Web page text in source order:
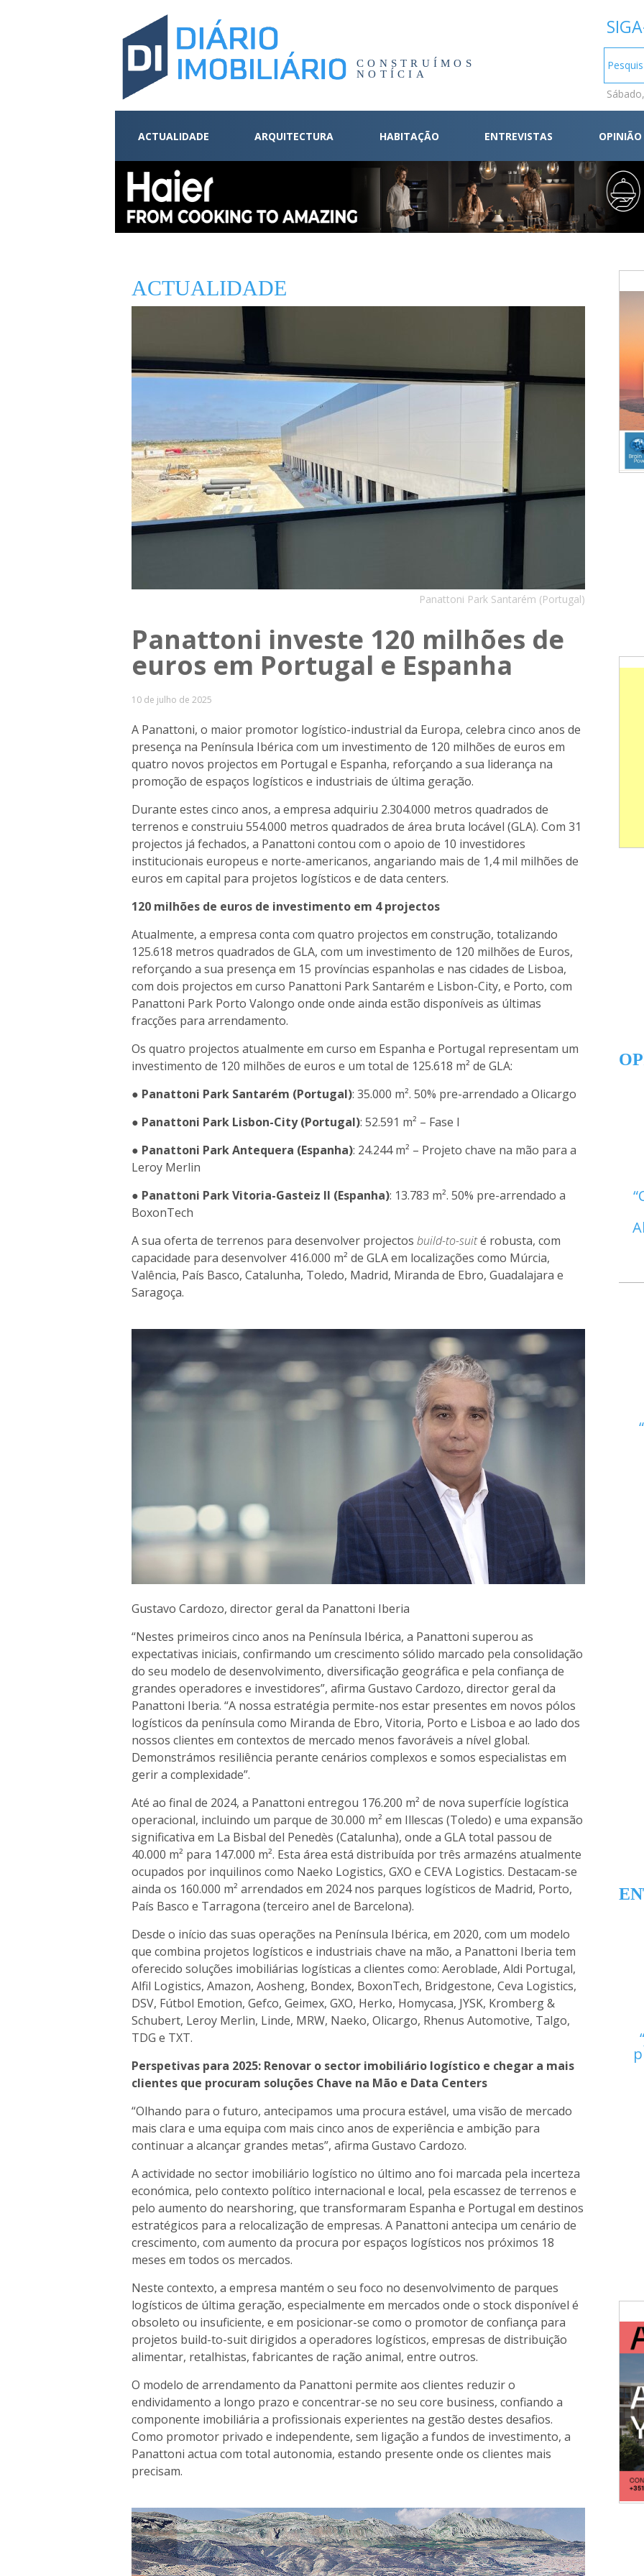
CONSTRUÍMOS
NOTÍCIA
ACTUALIDADE ARQUITECTURA HABITAÇÃO ENTREVISTAS OPINIÃO
ACTUALIDADE
Panattoni Park Santarém (Portugal)
Panattoni investe 120 milhões de
euros em Portugal e Espanha
10 de julho de 2025
A Panattoni, o maior promotor logístico-industrial da Europa, celebra cinco anos de
presença na Península Ibérica com um investimento de 120 milhões de euros em
quatro novos projectos em Portugal e Espanha, reforçando a sua liderança na
promoção de espaços logísticos e industriais de última geração.
Durante estes cinco anos, a empresa adquiriu 2.304.000 metros quadrados de
terrenos e construiu 554.000 metros quadrados de área bruta locável (GLA). Com 31
projectos já fechados, a Panattoni contou com o apoio de 10 investidores
institucionais europeus e norte-americanos, angariando mais de 1,4 mil milhões de
euros em capital para projetos logísticos e de data centers.
120 milhões de euros de investimento em 4 projectos
Atualmente, a empresa conta com quatro projectos em construção, totalizando
125.618 metros quadrados de GLA, com um investimento de 120 milhões de Euros,
reforçando a sua presença em 15 províncias espanholas e nas cidades de Lisboa,
com dois projectos em curso Panattoni Park Santarém e Lisbon-City, e Porto, com
Panattoni Park Porto Valongo onde onde ainda estão disponíveis as últimas
fracções para arrendamento.
Os quatro projectos atualmente em curso em Espanha e Portugal representam um
investimento de 120 milhões de euros e um total de 125.618 m² de GLA:
● Panattoni Park Santarém (Portugal): 35.000 m². 50% pre-arrendado a Olicargo
● Panattoni Park Lisbon-City (Portugal): 52.591 m² – Fase I
● Panattoni Park Antequera (Espanha): 24.244 m² – Projeto chave na mão para a
Leroy Merlin
● Panattoni Park Vitoria-Gasteiz II (Espanha): 13.783 m². 50% pre-arrendado a
BoxonTech
A sua oferta de terrenos para desenvolver projectosbuild-to-suité robusta, com
capacidade para desenvolver 416.000 m² de GLA em localizações como Múrcia,
Valência, País Basco, Catalunha, Toledo, Madrid, Miranda de Ebro, Guadalajara e
Saragoça.
Gustavo Cardozo, director geral da Panattoni Iberia
“Nestes primeiros cinco anos na Península Ibérica, a Panattoni superou as
expectativas iniciais, confirmando um crescimento sólido marcado pela consolidação
do seu modelo de desenvolvimento, diversificação geográfica e pela confiança de
grandes operadores e investidores”, afirma Gustavo Cardozo, director geral da
Panattoni Iberia. “A nossa estratégia permite-nos estar presentes em novos pólos
logísticos da península como Miranda de Ebro, Vitoria, Porto e Lisboa e ao lado dos
nossos clientes em contextos de mercado menos favoráveis a nível global.
Demonstrámos resiliência perante cenários complexos e somos especialistas em
gerir a complexidade”.
Até ao final de 2024, a Panattoni entregou 176.200 m² de nova superfície logística
operacional, incluindo um parque de 30.000 m² em Illescas (Toledo) e uma expansão
significativa em La Bisbal del Penedès (Catalunha), onde a GLA total passou de
40.000 m² para 147.000 m². Esta área está distribuída por três armazéns atualmente
ocupados por inquilinos como Naeko Logistics, GXO e CEVA Logistics. Destacam-se
ainda os 160.000 m² arrendados em 2024 nos parques logísticos de Madrid, Porto,
País Basco e Tarragona (terceiro anel de Barcelona).
Desde o início das suas operações na Península Ibérica, em 2020, com um modelo
que combina projetos logísticos e industriais chave na mão, a Panattoni Iberia tem
oferecido soluções imobiliárias logísticas a clientes como: Aeroblade, Aldi Portugal,
Alfil Logistics, Amazon, Aosheng, Bondex, BoxonTech, Bridgestone, Ceva Logistics,
DSV, Fútbol Emotion, Gefco, Geimex, GXO, Herko, Homycasa, JYSK, Kromberg &
Schubert, Leroy Merlin, Linde, MRW, Naeko, Olicargo, Rhenus Automotive, Talgo,
TDG e TXT.
Perspetivas para 2025: Renovar o sector imobiliário logístico e chegar a mais
clientes que procuram soluções Chave na Mão e Data Centers
“Olhando para o futuro, antecipamos uma procura estável, uma visão de mercado
mais clara e uma equipa com mais cinco anos de experiência e ambição para
continuar a alcançar grandes metas”, afirma Gustavo Cardozo.
A actividade no sector imobiliário logístico no último ano foi marcada pela incerteza
económica, pelo contexto político internacional e local, pela escassez de terrenos e
pelo aumento do nearshoring, que transformaram Espanha e Portugal em destinos
estratégicos para a relocalização de empresas. A Panattoni antecipa um cenário de
crescimento, com aumento da procura por espaços logísticos nos próximos 18
meses em todos os mercados.
Neste contexto, a empresa mantém o seu foco no desenvolvimento de parques
logísticos de última geração, especialmente em mercados onde o stock disponível é
obsoleto ou insuficiente, e em posicionar-se como o promotor de confiança para
projetos build-to-suit dirigidos a operadores logísticos, empresas de distribuição
alimentar, retalhistas, fabricantes de ração animal, entre outros.
O modelo de arrendamento da Panattoni permite aos clientes reduzir o
endividamento a longo prazo e concentrar-se no seu core business, confiando a
componente imobiliária a profissionais experientes na gestão destes desafios.
Como promotor privado e independente, sem ligação a fundos de investimento, a
Panattoni actua com total autonomia, estando presente onde os clientes mais
precisam.